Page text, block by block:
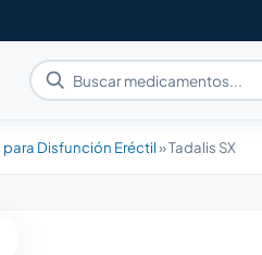
Disfunción Eréctil»Tadalis SX